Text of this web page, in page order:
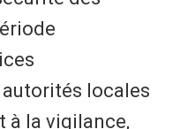
locales
à la vigilance,